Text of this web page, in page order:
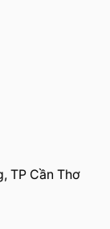
TP Cần Thơ